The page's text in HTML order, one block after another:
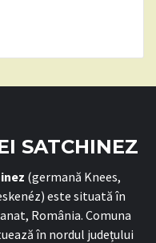
SATCHINEZ
(germană Knees,
este situată în
România. Comuna
în nordul județului